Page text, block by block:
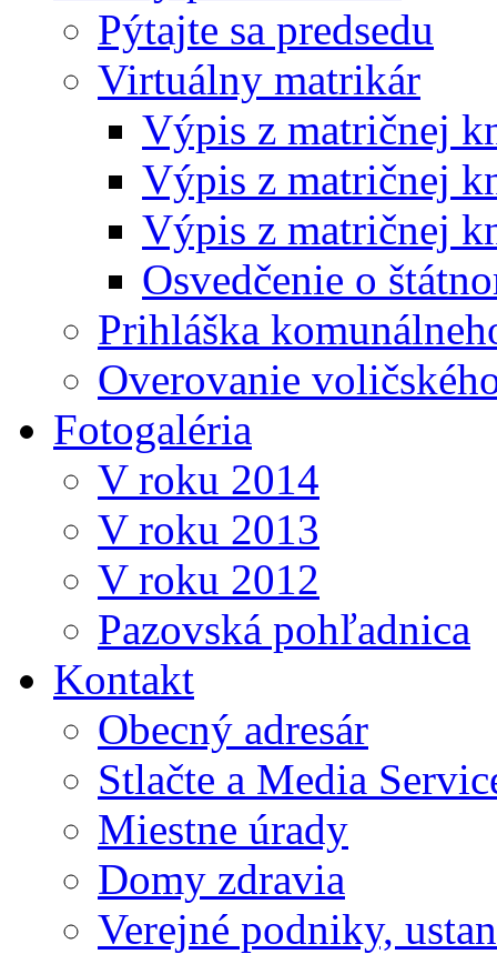
Pýtajte sa predsedu
Virtuálny matrikár
Výpis z matričnej
Výpis z matričnej
Výpis z matričnej
Osvedčenie o
Prihláška
Overovanie
Fotogaléria
V roku 2014
V roku 2013
V roku 2012
Pazovská pohľadnica
Kontakt
Obecný adresár
Stlačte a Media
Miestne úrady
Domy zdravia
Verejné podniky,